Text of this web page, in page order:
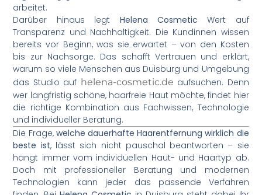
arbeitet.
Darüber hinaus legt Helena Cosmetic Wert auf
Transparenz und Nachhaltigkeit. Die Kundinnen wissen
bereits vor Beginn, was sie erwartet – von den Kosten
bis zur Nachsorge. Das schafft Vertrauen und erklärt,
warum so viele Menschen aus Duisburg und Umgebung
das Studio auf helena-cosmetic.de aufsuchen. Denn
wer langfristig schöne, haarfreie Haut möchte, findet hier
die richtige Kombination aus Fachwissen, Technologie
und individueller Beratung.
Die Frage, welche dauerhafte Haarentfernung wirklich die
beste ist, lässt sich nicht pauschal beantworten – sie
hängt immer vom individuellen Haut- und Haartyp ab.
Doch mit professioneller Beratung und modernen
Technologien kann jeder das passende Verfahren